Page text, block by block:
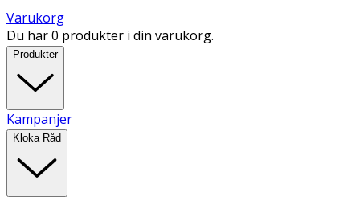
Varukorg
Du har 0 produkter i din varukorg.
Produkter
Kampanjer
Kloka Råd